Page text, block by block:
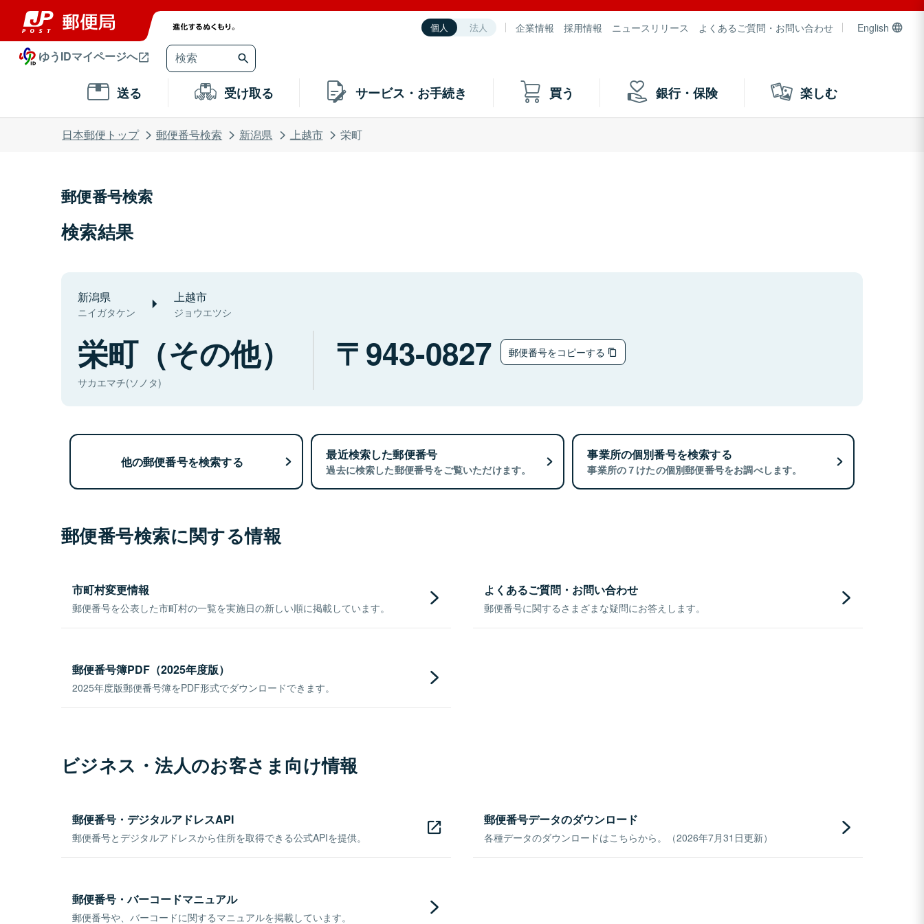
個人 法人 企業情報 採用情報 ニュースリリース よくあるご質問・お問い合わせ English
ゆうIDマイページへ
送る 受け取る サービス・お手続き 買う 銀行・保険 楽しむ
日本郵便トップ 郵便番号検索 新潟県 上越市 栄町
郵便番号検索
検索結果
新潟県
ニイガタケン
上越市
ジョウエツシ
栄町（その他）
サカエマチ(ソノタ)
943-0827 郵便番号をコピーする
他の郵便番号を検索する 最近検索した郵便番号
過去に検索した郵便番号をご覧いただけます。
事業所の個別番号を検索する
事業所の７けたの個別郵便番号をお調べします。
郵便番号検索に関する情報
市町村変更情報
郵便番号を公表した市町村の一覧を実施日の新しい順に掲載しています。
よくあるご質問・お問い合わせ
郵便番号に関するさまざまな疑問にお答えします。
郵便番号簿PDF（2025年度版）
2025年度版郵便番号簿をPDF形式でダウンロードできます。
ビジネス・法人のお客さま向け情報
郵便番号・デジタルアドレスAPI
郵便番号とデジタルアドレスから住所を取得できる公式APIを提供。
郵便番号データのダウンロード
各種データのダウンロードはこちらから。（2026年7月31日更新）
郵便番号・バーコードマニュアル
郵便番号や、バーコードに関するマニュアルを掲載しています。